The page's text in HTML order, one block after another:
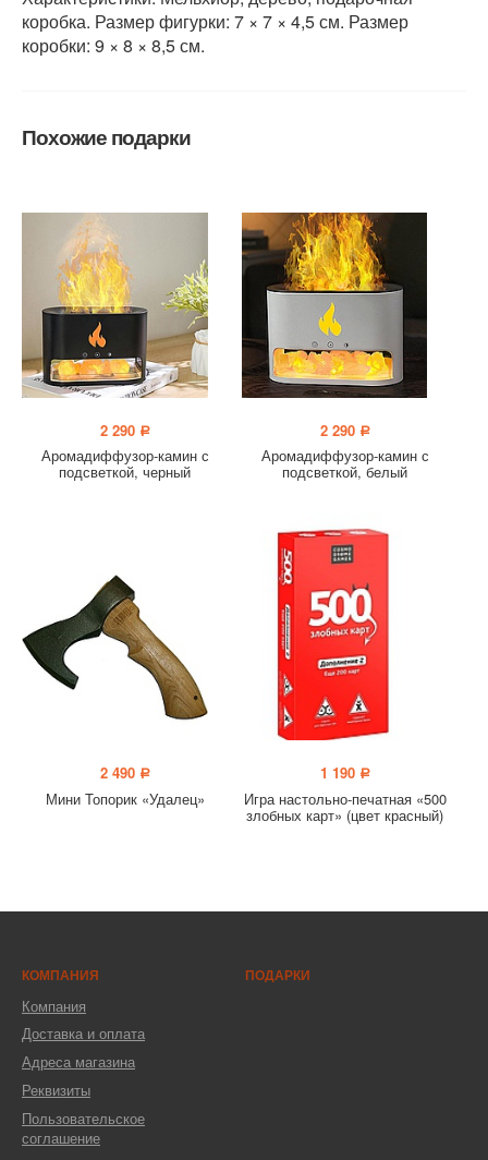
коробка. Размер фигурки: 7 × 7 × 4,5 см. Размер
коробки: 9 × 8 × 8,5 см.
Похожие подарки
2 290 a
Аромадиффузор-камин с
подсветкой, черный
2 290 a
Аромадиффузор-камин с
подсветкой, белый
2 490 a
Мини Топорик «Удалец»
1 190 a
Игра настольно-печатная «500
злобных карт» (цвет красный)
КОМПАНИЯ
Компания
Доставка и оплата
Адреса магазина
Реквизиты
Пользовательское
соглашение
ПОДАРКИ